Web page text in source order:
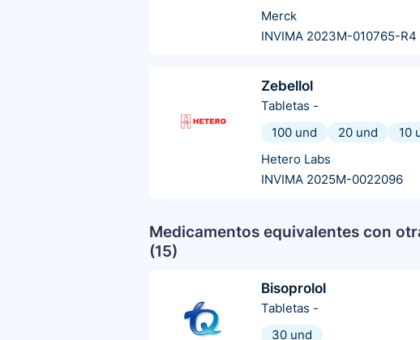
Merck
INVIMA 2023M-010765-R4
Zebellol
Tabletas -
100 und
20 und 10
Hetero Labs
INVIMA 2025M-0022096
Medicamentos equivalentes con
(15)
Bisoprolol
Tabletas -
30 und